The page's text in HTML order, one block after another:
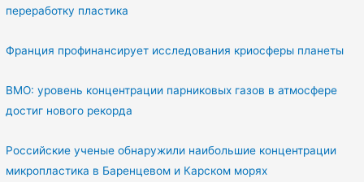
переработку пластика
Франция профинансирует исследования криосферы планеты
ВМО: уровень концентрации парниковых газов в атмосфере
достиг нового рекорда
Российские ученые обнаружили наибольшие концентрации
микропластика в Баренцевом и Карском морях